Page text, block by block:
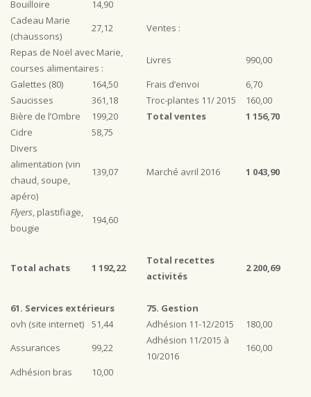
Bouilloire
14,90
Cadeau Marie
(chaussons)
27,12
Ventes :
Repas de Noël avec Marie,
courses alimentaires :
Livres
990,00
Galettes (80)
164,50 Frais d’envoi
6,70
Saucisses
361,18 Troc-plantes 11/ 2015
160,00
Bière de l’Ombre
199,20 Total ventes
1 156,70
Cidre
58,75
Divers
alimentation (vin
chaud, soupe,
apéro)
139,07 Marché avril 2016 1 043,90
Flyers, plastifiage,
bougie
194,60
Total achats 1 192,22
Total recettes
activités
2 200,69
61. Services extérieurs
75. Gestion
ovh (site internet)
51,44 Adhésion 11-12/2015
180,00
Assurances
99,22
Adhésion 11/2015 à
10/2016
160,00
Adhésion bras
10,00